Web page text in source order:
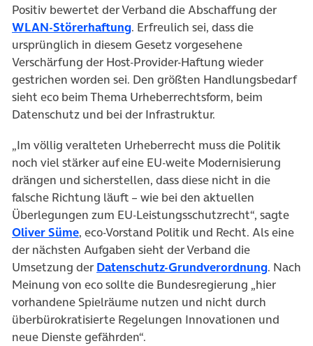
Positiv bewertet der Verband die Abschaffung der
WLAN-Störerhaftung(öffnet in neuem Tab)
. Erfreulich sei, dass die
ursprünglich in diesem Gesetz vorgesehene
Verschärfung der Host-Provider-Haftung wieder
gestrichen worden sei. Den größten Handlungsbedarf
sieht eco beim Thema Urheberrechtsform, beim
Datenschutz und bei der Infrastruktur.
„Im völlig veralteten Urheberrecht muss die Politik
noch viel stärker auf eine EU-weite Modernisierung
drängen und sicherstellen, dass diese nicht in die
falsche Richtung läuft – wie bei den aktuellen
Überlegungen zum EU-Leistungsschutzrecht“, sagte
Oliver Süme(öffnet in neuem Tab)
, eco-Vorstand Politik und Recht. Als eine
der nächsten Aufgaben sieht der Verband die
Umsetzung der Datenschutz-Grundverordnung(öffnet
. Nach
Meinung von eco sollte die Bundesregierung „hier
vorhandene Spielräume nutzen und nicht durch
überbürokratisierte Regelungen Innovationen und
neue Dienste gefährden“.